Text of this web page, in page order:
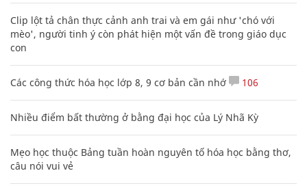
Clip lột tả chân thực cảnh anh trai và em gái như 'chó với
mèo', người tinh ý còn phát hiện một vấn đề trong giáo dục
con
Các công thức hóa học lớp 8, 9 cơ bản cần nhớ 106
Nhiều điểm bất thường ở bằng đại học của Lý Nhã Kỳ
Mẹo học thuộc Bảng tuần hoàn nguyên tố hóa học bằng thơ,
câu nói vui vẻ